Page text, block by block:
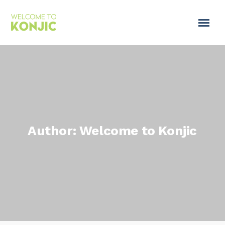
Author: Welcome to Konjic